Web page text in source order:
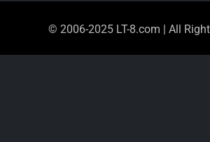
© 2006-2025 LT-8.com | All